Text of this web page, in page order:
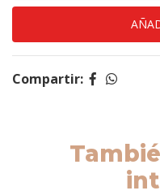
Compartir: